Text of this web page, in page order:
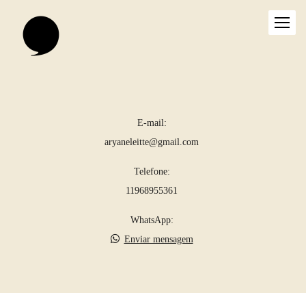
E-mail:
aryaneleitte@gmail.com
Telefone:
11968955361
WhatsApp:
Enviar mensagem